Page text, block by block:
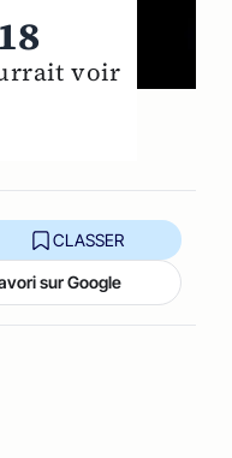
voir
CLASSER
sur Google